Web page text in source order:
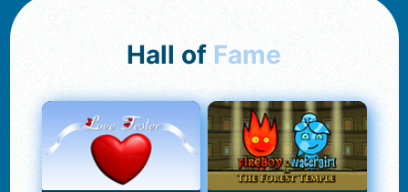
Hall of Fame